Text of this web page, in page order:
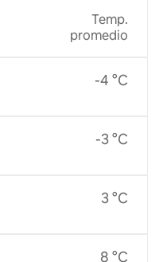
Temp.
promedio
-4 °C
-3 °C
3 °C
8 °C